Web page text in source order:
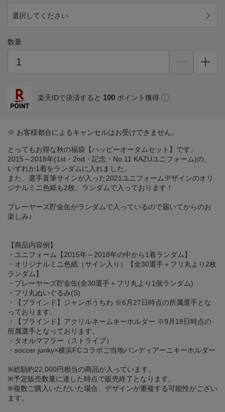
選択してください
数量
楽天IDで決済すると 100 ポイント獲得
※ お客様都合によるキャンセルはお受けできません。
とってもお得な秋の福袋【ハッピーオータムセット】です。
2015～2018年(1st・2nd・記念・No.11 KAZUユニフォーム)の、
いずれか1着をランダムに入れました。
また、選手直筆サインが入った2021ユニフォームデザインのオリ
ジナルミニ色紙も2枚、ランダムで入っております！
プレーヤーズ貯金缶がランダムで入っているので届いてからのお
楽しみ♪
【商品内容例】
・ユニフォーム【2015年～2018年の中から1着ランダム】
・オリジナルミニ色紙（サイン入り）【全30選手＋フリ丸より2枚
ランダム】
・プレーヤーズ貯金缶(全30選手＋フリ丸より1個ランダム)
・フリ丸ぬいぐるみ(S)
・【ブラインド】ジャンボうちわ ※6月27日時点の所属選手とな
っております。
・【ブラインド】アクリルネームキーホルダー ※9月18日時点の
所属選手となっております。
・タオルマフラー（ストライプ）
・soccer junky×横浜FCコラボご当地パンディアーニキーホルダー
※総額約22,000円相当の商品が入っています。
※予定販売数量に達した時点で販売終了となります。
※複数ご購入いただいた場合、デザインが重複する可能性がござい
ます。